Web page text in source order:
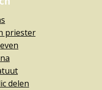
priester
delen